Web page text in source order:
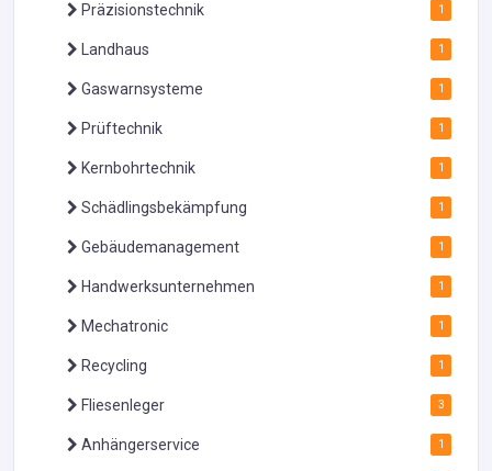
Präzisionstechnik 1
Landhaus 1
Gaswarnsysteme 1
Prüftechnik 1
Kernbohrtechnik 1
Schädlingsbekämpfung 1
Gebäudemanagement 1
Handwerksunternehmen 1
Mechatronic 1
Recycling 1
Fliesenleger 3
Anhängerservice 1